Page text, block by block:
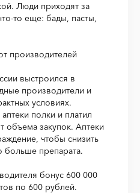
Люди приходят за
то еще: бады, пасты,
производителей
выстроился в
производители и
условиях.
полки и платил
объема закупок. Аптеки
чтобы снизить
больше препарата.
бонус 600 000
по 600 рублей.